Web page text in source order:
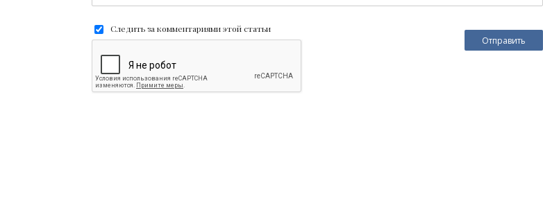
Следить за комментариями этой статьи